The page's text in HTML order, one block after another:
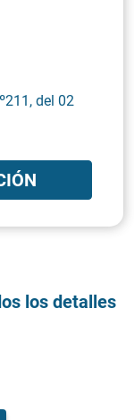
del 02
los detalles